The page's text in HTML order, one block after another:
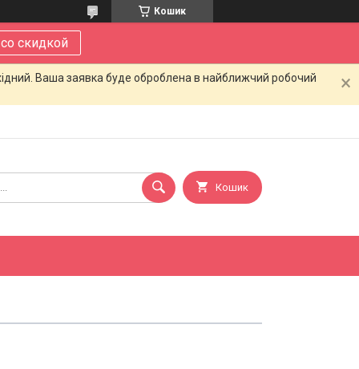
Кошик
скидкой
Ваша заявка буде оброблена в найближчий робочий
Кошик